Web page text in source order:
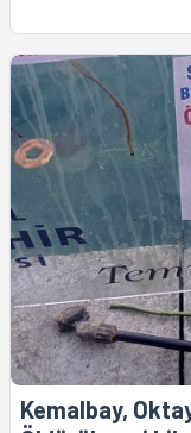
Kemalbay,